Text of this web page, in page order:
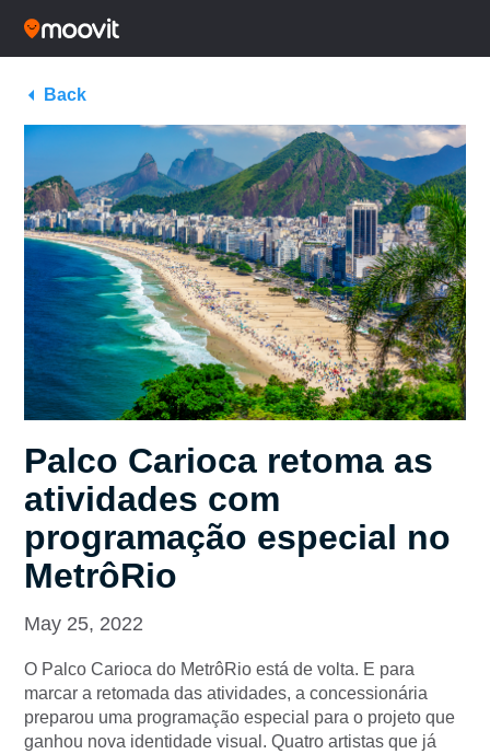
Back
Palco Carioca retoma as
atividades com
programação especial no
MetrôRio
May 25, 2022
O Palco Carioca do MetrôRio está de volta. E para
marcar a retomada das atividades, a concessionária
preparou uma programação especial para o projeto que
ganhou nova identidade visual. Quatro artistas que já